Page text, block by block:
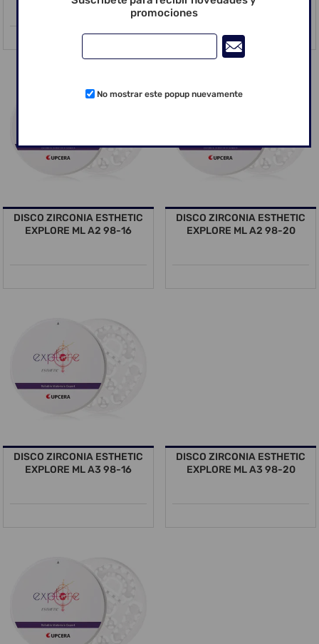
DISCO ZIRCONIA ESTHETIC
EXPLORE ML A2 98-16
DISCO ZIRCONIA ESTHETIC
EXPLORE ML A2 98-20
DISCO ZIRCONIA ESTHETIC
EXPLORE ML A3 98-16
DISCO ZIRCONIA ESTHETIC
EXPLORE ML A3 98-20
promociones
No mostrar este popup nuevamente